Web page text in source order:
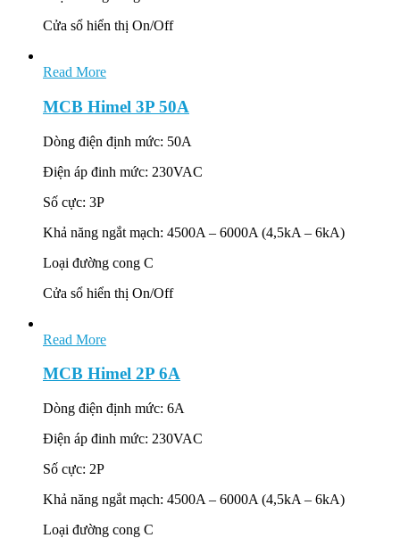
Cửa sổ hiển thị On/Off
Read More
MCB Himel 3P 50A
Dòng điện định mức: 50A
Điện áp đinh mức: 230VAC
Số cực: 3P
Khả năng ngắt mạch: 4500A – 6000A (4,5kA – 6kA)
Loại đường cong C
Cửa sổ hiển thị On/Off
Read More
MCB Himel 2P 6A
Dòng điện định mức: 6A
Điện áp đinh mức: 230VAC
Số cực: 2P
Khả năng ngắt mạch: 4500A – 6000A (4,5kA – 6kA)
Loại đường cong C